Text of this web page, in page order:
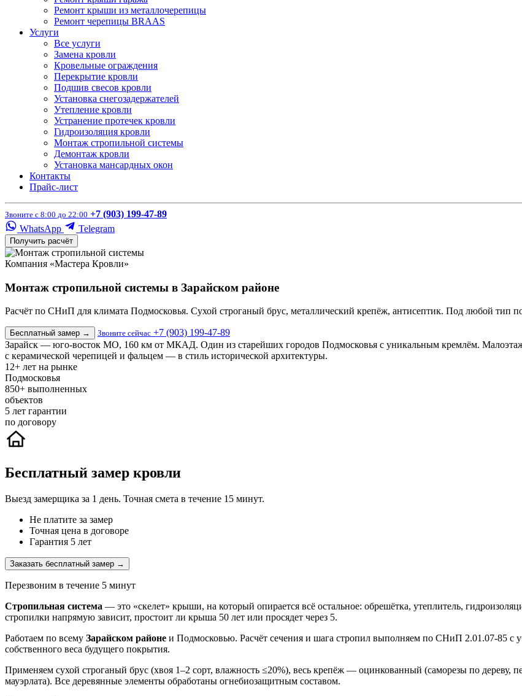
Ремонт крыши из металлочерепицы
Ремонт черепицы BRAAS
Услуги
Все услуги
Замена кровли
Кровельные ограждения
Перекрытие кровли
Подшив свесов кровли
Установка снегозадержателей
Утепление кровли
Устранение протечек кровли
Гидроизоляция кровли
Монтаж стропильной системы
Демонтаж кровли
Установка мансардных окон
Контакты
Прайс-лист
Звоните с 8:00 до 22:00 +7 (903) 199-47-89
WhatsApp
Telegram
Получить расчёт
Компания «Мастера Кровли»
Монтаж стропильной системы в Зарайском районе
Расчёт по СНиП для климата Подмосковья. Сухой строганый брус, металлический крепёж, антисептик. Под любой тип
Бесплатный замер → Звоните сейчас +7 (903) 199-47-89
Зарайск — юго-восток МО, 160 км от МКАД. Один из старейших городов Подмосковья с уникальным кремлём.
с керамической черепицей и фальцем — в стиль исторической архитектуры.
12+ лет на рынке
Подмосковья
850+ выполненных
объектов
5 лет гарантии
по договору
Бесплатный замер кровли
Выезд замерщика за 1 день. Точная смета в течение 15 минут.
Не платите за замер
Точная цена в договоре
Гарантия 5 лет
Заказать бесплатный замер →
Перезвоним в течение 5 минут
Стропильная система — это «скелет» крыши, на который опирается всё остальное: обрешётка, утеплитель,
стропилки напрямую зависит, простоит ли крыша 50 лет или просядет через 5.
Работаем по всему Зарайском районе и Подмосковью. Расчёт сечения и шага стропил выполняем по СНиП 2.01.07-85 с
собственного веса будущего покрытия.
Применяем сухой строганый брус (хвоя 1–2 сорт, влажность ≤20%), весь крепёж — оцинкованный (саморезы по дереву,
мауэрлата). Все деревянные элементы обработаны огнебиозащитным составом.